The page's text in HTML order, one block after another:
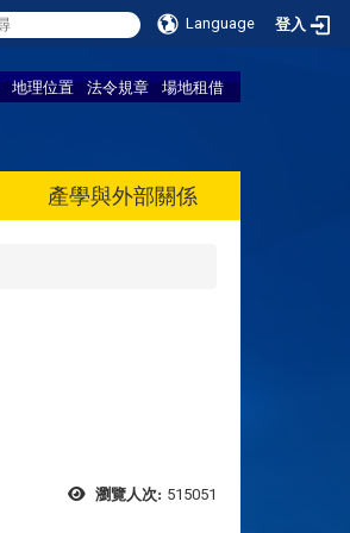
Language 登入
地理位置 法令規章 場地租借
產學與外部關係
瀏覽人次: 515051